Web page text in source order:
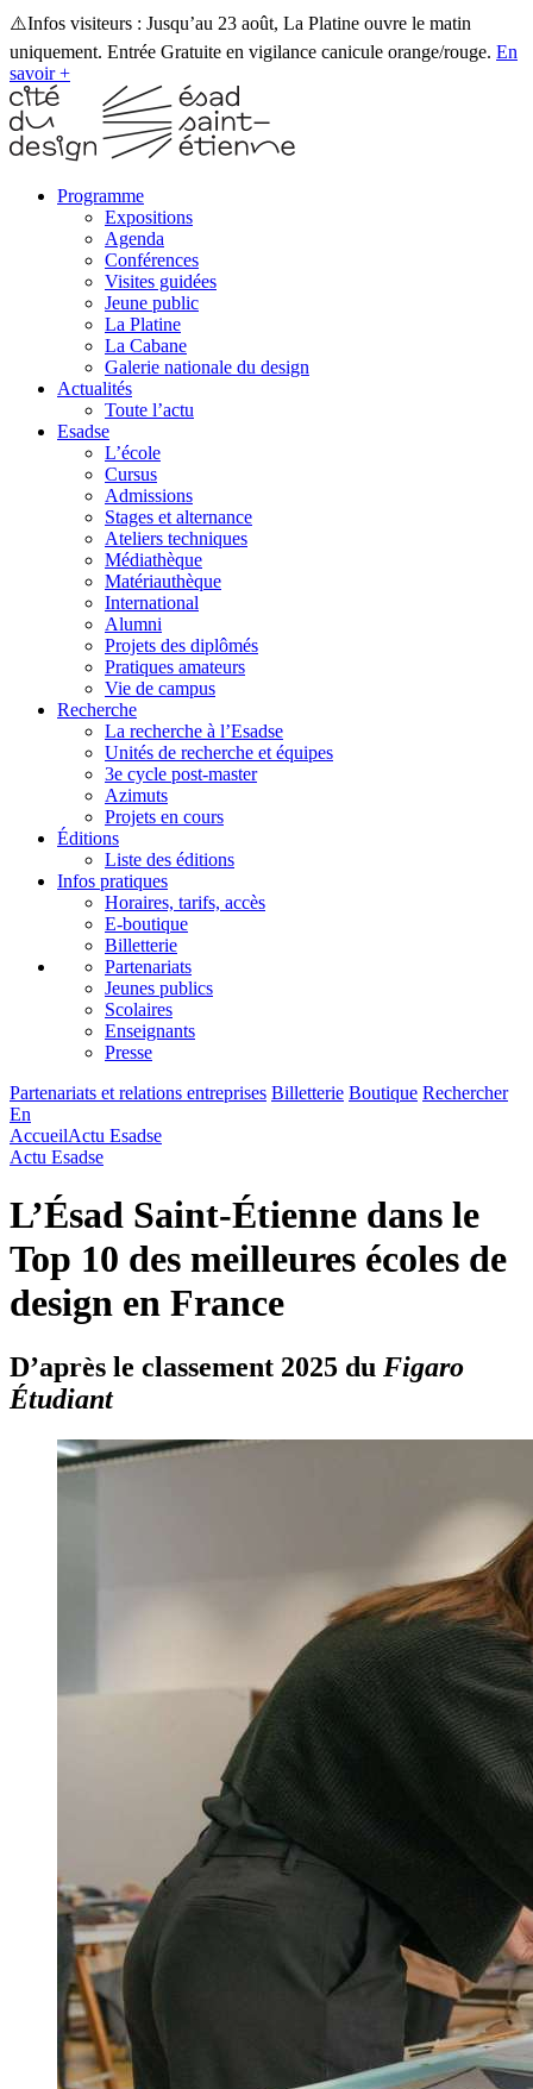
⚠️Infos visiteurs : Jusqu’au 23 août, La Platine ouvre le matin
uniquement. Entrée Gratuite en vigilance canicule orange/rouge. En
savoir +
Programme
Expositions
Agenda
Conférences
Visites guidées
Jeune public
La Platine
La Cabane
Galerie nationale du design
Actualités
Toute l’actu
Esadse
L’école
Cursus
Admissions
Stages et alternance
Ateliers techniques
Médiathèque
Matériauthèque
International
Alumni
Projets des diplômés
Pratiques amateurs
Vie de campus
Recherche
La recherche à l’Esadse
Unités de recherche et équipes
3e cycle post-master
Azimuts
Projets en cours
Éditions
Liste des éditions
Infos pratiques
Horaires, tarifs, accès
E-boutique
Billetterie
Partenariats
Jeunes publics
Scolaires
Enseignants
Presse
Partenariats et relations entreprises Billetterie Boutique Rechercher
En
AccueilActu Esadse
Actu Esadse
L’Ésad Saint-Étienne dans le
Top 10 des meilleures écoles de
design en France
D’après le classement 2025 du Figaro
Étudiant